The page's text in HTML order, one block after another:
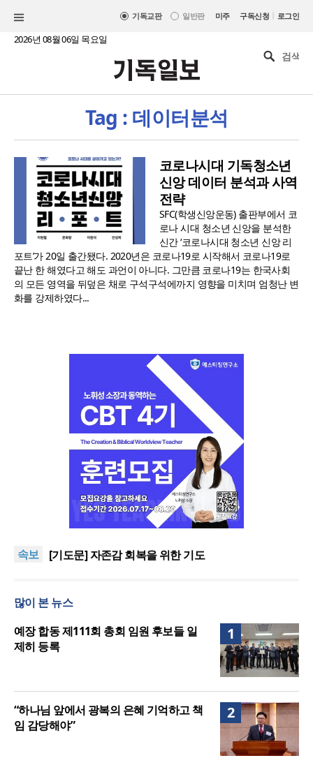
기독교판 일반판 미주 구독신청 | 로그인
2026년 08월 06일 목요일
Tag : 데이터분석
코로나시대 기독청소년
신앙 데이터 분석과 사역
전략
SFC(학생신앙운동) 출판부에서 코
로나 시대 청소년 신앙을 분석한
신간 ‘코로나시대 청소년 신앙 리
포트’가 20일 출간됐다. 2020년은 코로나19로 시작해서 코로나19로
끝난 한 해였다고 해도 과언이 아니다. 그만큼 코로나19는 한국사회
의 모든 영역을 뒤덮은 채로 구석구석에까지 영향을 미치며 엄청난 변
화를 강제하였다...
속보
횃불트리니티신학대학원대, ACSI 국제 기독교사 자
격 과정 신설
“하나님 앞에서 광복의 은혜 기억하고 책임 감당해야”
성’ 관련 청원
[기도문] 자존감 회복을 위한 기도
격 과정 신설
“하나님 앞에서 광복의 은혜 기억하고 책임 감당해야”
많이 본 뉴스
1
예장 합동 제111회 총회 임원 후보들 일
제히 등록
2
“하나님 앞에서 광복의 은혜 기억하고 책
임 감당해야”